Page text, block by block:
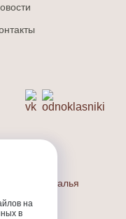
Людина Наталья
на
в